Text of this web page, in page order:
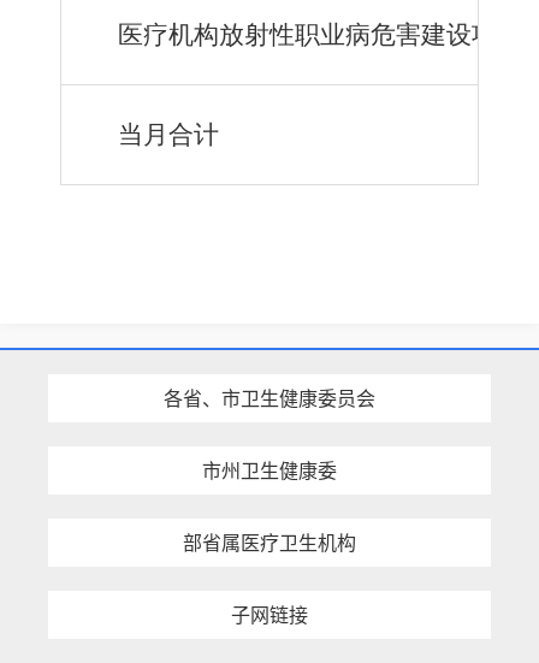
医疗机构放射性职业病危害建设项目
当月合计
各省、市卫生健康委员会
市州卫生健康委
部省属医疗卫生机构
子网链接